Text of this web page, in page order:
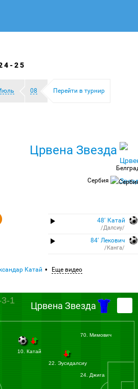
25
08 Перейти в турнир
Црвена Звезда
Сербия
48′ Катай
/Далсиу/
84′ Лекович
/Канга/
Катай Еще видео
1 Црвена Звезда
70. Мимович
24. Джига
22. Эусидалсиу
10. Катай